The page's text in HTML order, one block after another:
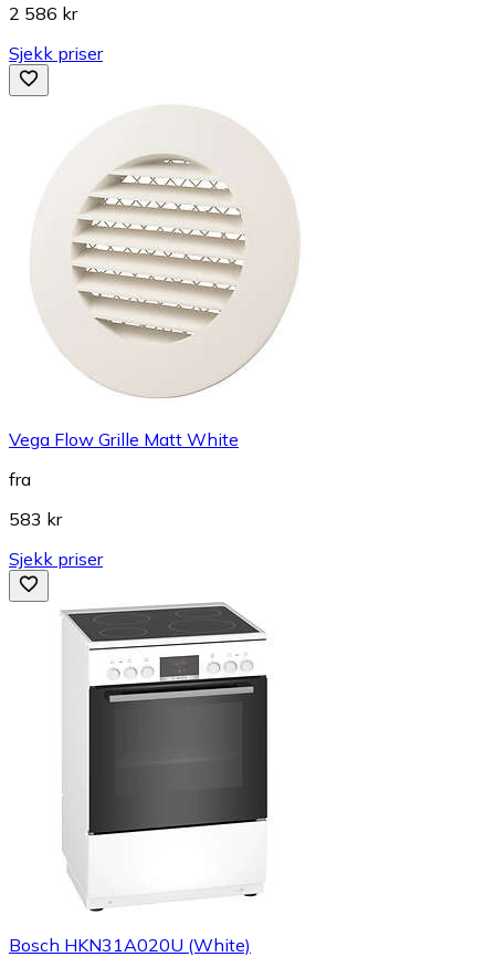
2 586 kr
Sjekk priser
Vega Flow Grille Matt White
fra
583 kr
Sjekk priser
Bosch HKN31A020U (White)